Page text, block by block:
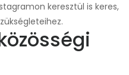
keresztül is keres,